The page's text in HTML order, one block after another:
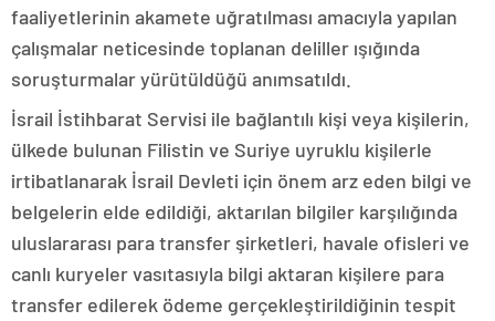
faaliyetlerinin akamete uğratılması amacıyla yapılan
çalışmalar neticesinde toplanan deliller ışığında
soruşturmalar yürütüldüğü anımsatıldı.
İsrail İstihbarat Servisi ile bağlantılı kişi veya kişilerin,
ülkede bulunan Filistin ve Suriye uyruklu kişilerle
irtibatlanarak İsrail Devleti için önem arz eden bilgi ve
belgelerin elde edildiği, aktarılan bilgiler karşılığında
uluslararası para transfer şirketleri, havale ofisleri ve
canlı kuryeler vasıtasıyla bilgi aktaran kişilere para
transfer edilerek ödeme gerçekleştirildiğinin tespit